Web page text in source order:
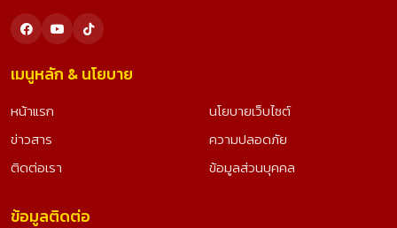
เมนูหลัก & นโยบาย
หน้าแรก
ข่าวสาร
ติดต่อเรา
นโยบายเว็บไซต์
ความปลอดภัย
ข้อมูลส่วนบุคคล
ข้อมูลติดต่อ